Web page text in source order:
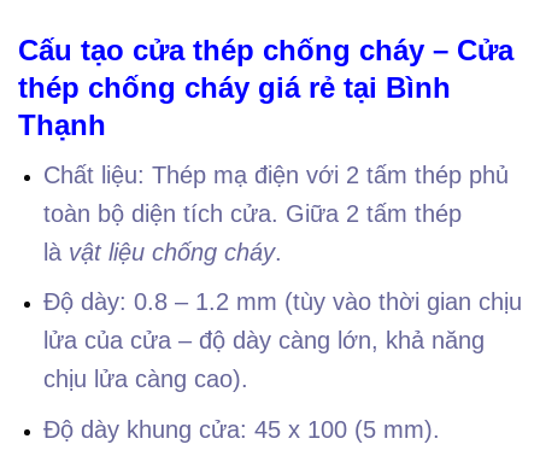
Cấu tạo cửa thép chống cháy – Cửa
thép chống cháy giá rẻ tại Bình
Thạnh
Chất liệu: Thép mạ điện với 2 tấm thép phủ
toàn bộ diện tích cửa. Giữa 2 tấm thép
là vật liệu chống cháy.
Độ dày: 0.8 – 1.2 mm (tùy vào thời gian chịu
lửa của cửa – độ dày càng lớn, khả năng
chịu lửa càng cao).
Độ dày khung cửa: 45 x 100 (5 mm).